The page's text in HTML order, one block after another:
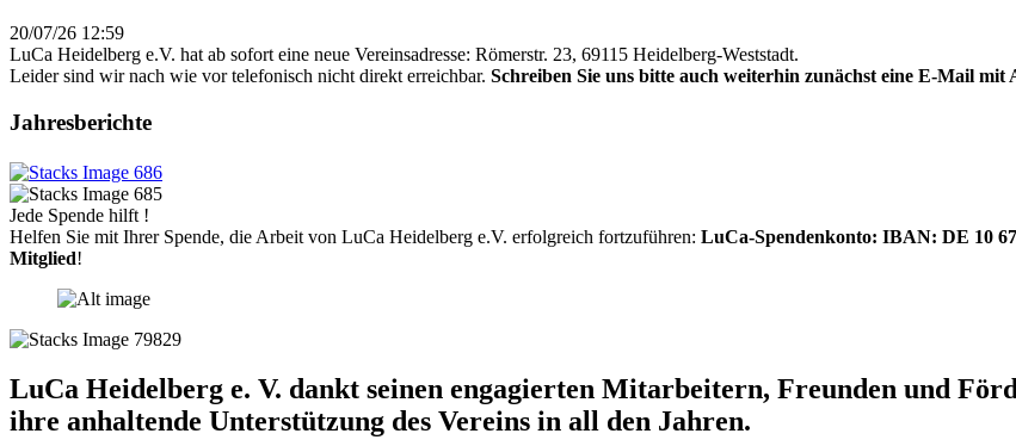
20/07/26 12:59
LuCa Heidelberg e.V. hat ab sofort eine neue Vereinsadresse: Römerstr. 23, 69115 Heidelberg-Weststadt.
Leider sind wir nach wie vor telefonisch nicht direkt erreichbar. Schreiben Sie uns bitte auch weiterhin zunächst eine E-Mail
Jahresberichte
Jede Spende hilft !
Helfen Sie mit Ihrer Spende, die Arbeit von LuCa Heidelberg e.V. erfolgreich fortzuführen: LuCa-Spendenkonto: IBAN: DE 10
Mitglied!
LuCa Heidelberg e. V. dankt seinen engagierten Mitarbeitern, Freunden und
ihre anhaltende Unterstützung des Vereins in all den Jahren.